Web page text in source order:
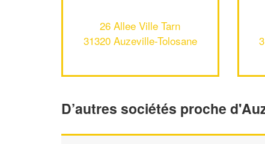
26 Allee Ville Tarn
31320 Auzeville-Tolosane
D’autres sociétés proche